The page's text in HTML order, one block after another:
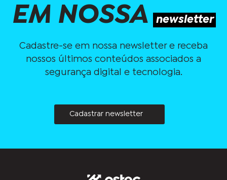
EM NOSSA newsletter
Cadastre-se em nossa newsletter e receba
nossos últimos conteúdos associados a
segurança digital e tecnologia.
Cadastrar newsletter